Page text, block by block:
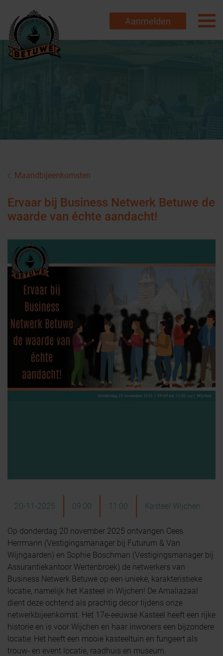
Aanmelden
Maandbijeenkomsten
Ervaar bij Business Netwerk Betuwe de
waarde van échte aandacht!
20-11-2025 09:00 11:00 Kasteel Wijchen
Op donderdag 20 november 2025 ontvangen Cees
Herrmann (Vestigingsmanager bij Futurum & Van
Wijngaarden) en Sophie Boschman (Vestigingsmanager bij
Assurantiekantoor Wertenbroek) de netwerkers van
Business Netwerk Betuwe op een unieke, karakteristieke
locatie, namelijk het Kasteel in Wijchen! De Amaliazaal
dient deze ochtend als prachtig decor tijdens onze
netwerkbijeenkomst. Het 17e-eeuwse Kasteel heeft een rijke
historie en is voor Wijchen en haar inwoners een bijzondere
locatie. Het heeft een mooie kasteeltuin en fungeert als
trouw- en event locatie, raadhuis en museum.